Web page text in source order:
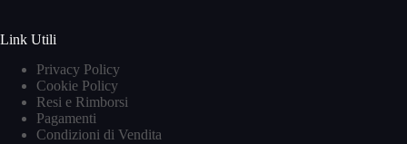
Link Utili
Privacy Policy
Cookie Policy
Resi e Rimborsi
Pagamenti
Condizioni di Vendita